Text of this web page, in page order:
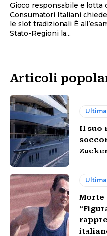
Gioco responsabile e lotta
Consumatori Italiani
le slot tradizionali È all’esame della Conferenza Unificata
Stato-Regioni la...
Articoli
Il suo
Morte